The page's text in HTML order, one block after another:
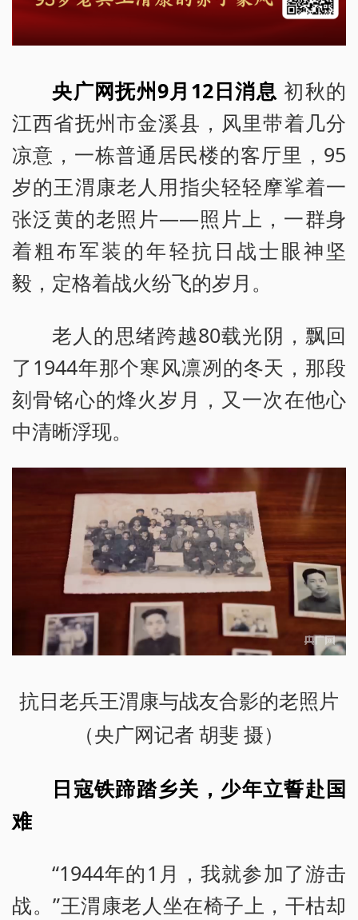
央广网抚州9月12日消息 初秋的
江西省抚州市金溪县，风里带着几分
凉意，一栋普通居民楼的客厅里，95
岁的王渭康老人用指尖轻轻摩挲着一
张泛黄的老照片——照片上，一群身
着粗布军装的年轻抗日战士眼神坚
毅，定格着战火纷飞的岁月。
老人的思绪跨越80载光阴，飘回
了1944年那个寒风凛冽的冬天，那段
刻骨铭心的烽火岁月，又一次在他心
中清晰浮现。
抗日老兵王渭康与战友合影的老照片
（央广网记者 胡斐 摄）
日寇铁蹄踏乡关，少年立誓赴国
难
“1944年的1月，我就参加了游击
战。”王渭康老人坐在椅子上，干枯却